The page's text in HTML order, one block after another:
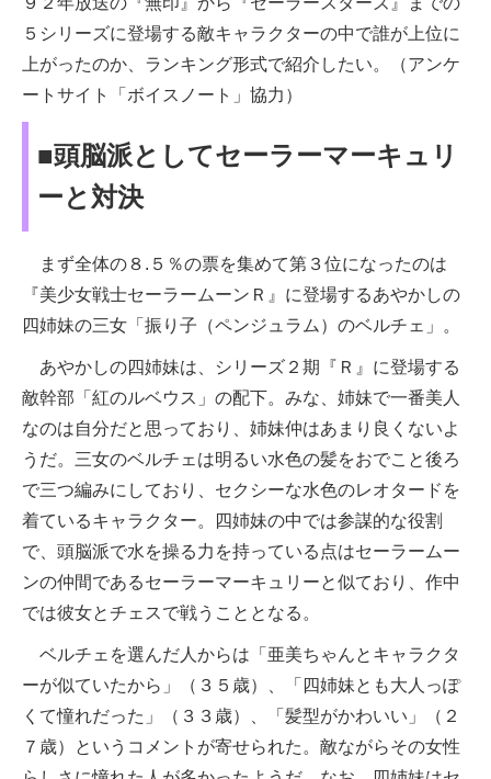
５シリーズに登場する敵キャラクターの中で誰が上位に
上がったのか、ランキング形式で紹介したい。（アンケ
ートサイト「ボイスノート」協力）
■頭脳派としてセーラーマーキュリ
ーと対決
まず全体の８.５％の票を集めて第３位になったのは
『美少女戦士セーラームーンＲ』に登場するあやかしの
四姉妹の三女「振り子（ペンジュラム）のベルチェ」。
あやかしの四姉妹は、シリーズ２期『Ｒ』に登場する
敵幹部「紅のルベウス」の配下。みな、姉妹で一番美人
なのは自分だと思っており、姉妹仲はあまり良くないよ
うだ。三女のベルチェは明るい水色の髪をおでこと後ろ
で三つ編みにしており、セクシーな水色のレオタードを
着ているキャラクター。四姉妹の中では参謀的な役割
で、頭脳派で水を操る力を持っている点はセーラームー
ンの仲間であるセーラーマーキュリーと似ており、作中
では彼女とチェスで戦うこととなる。
ベルチェを選んだ人からは「亜美ちゃんとキャラクタ
ーが似ていたから」（３５歳）、「四姉妹とも大人っぽ
くて憧れだった」（３３歳）、「髪型がかわいい」（２
７歳）というコメントが寄せられた。敵ながらその女性